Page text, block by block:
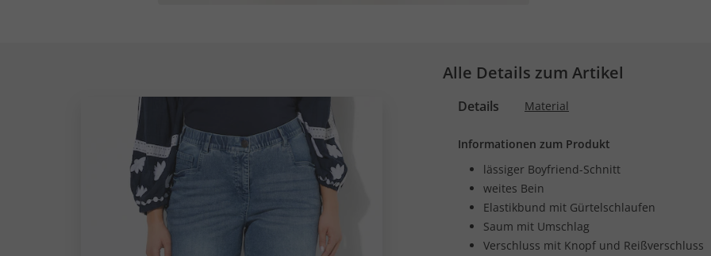
Alle Details zum Artikel
Details Material
Informationen zum Produkt
lässiger Boyfriend-Schnitt
weites Bein
Elastikbund mit Gürtelschlaufen
Saum mit Umschlag
Verschluss mit Knopf und Reißverschluss